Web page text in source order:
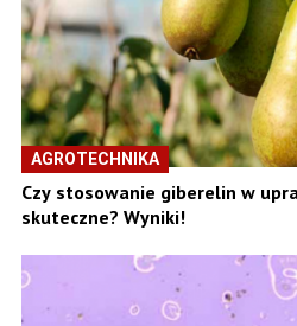
AGROTECHNIKA
Czy stosowanie giberelin w
skuteczne? Wyniki!